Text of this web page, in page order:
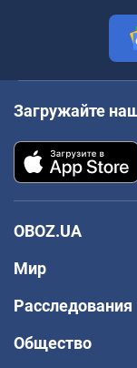
Загружайте
OBOZ.UA
Мир
Расследования
Общество